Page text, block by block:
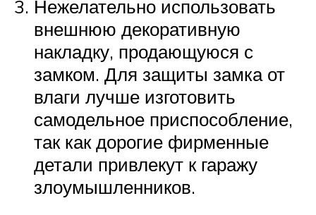
Нежелательно использовать
внешнюю декоративную
накладку, продающуюся с
замком. Для защиты замка от
влаги лучше изготовить
самодельное приспособление,
так как дорогие фирменные
детали привлекут к гаражу
злоумышленников.